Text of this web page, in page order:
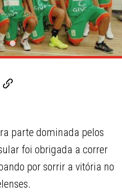
parte dominada pelos
foi obrigada a correr
por sorrir a vitória no